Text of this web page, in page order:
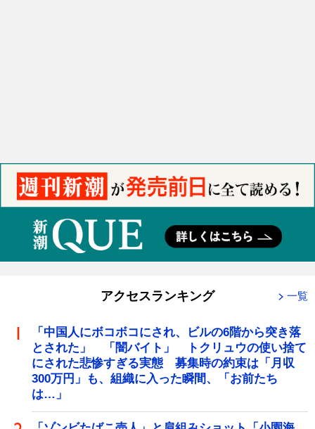
アクセスランキング 一覧
「中国人にボコボコにされ、ビルの6階から突き落
とされた」 「闇バイト」 トクリュウの使い捨て
にされた悲惨すぎる実態 募集時の約束は「月収
300万円」も、組織に入った瞬間、「お前たち
は…」